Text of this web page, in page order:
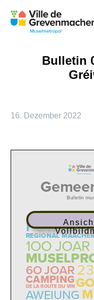
Bulletin
16. Dezember 2022